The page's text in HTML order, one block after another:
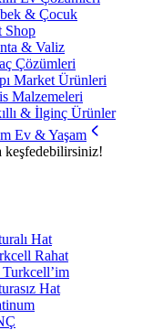
& Çocuk
Shop
& Valiz
Çözümleri
Market Ürünleri
Malzemeleri
& İlginç Ürünler
Ev & Yaşam
keşfedebilirsiniz!
Hat
Rahat
Hat